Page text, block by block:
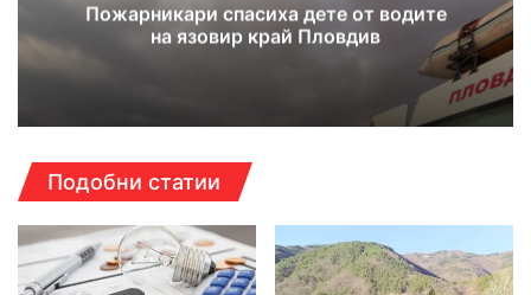
Пожарникари спасиха дете от водите
на язовир край Пловдив
Подобни статии